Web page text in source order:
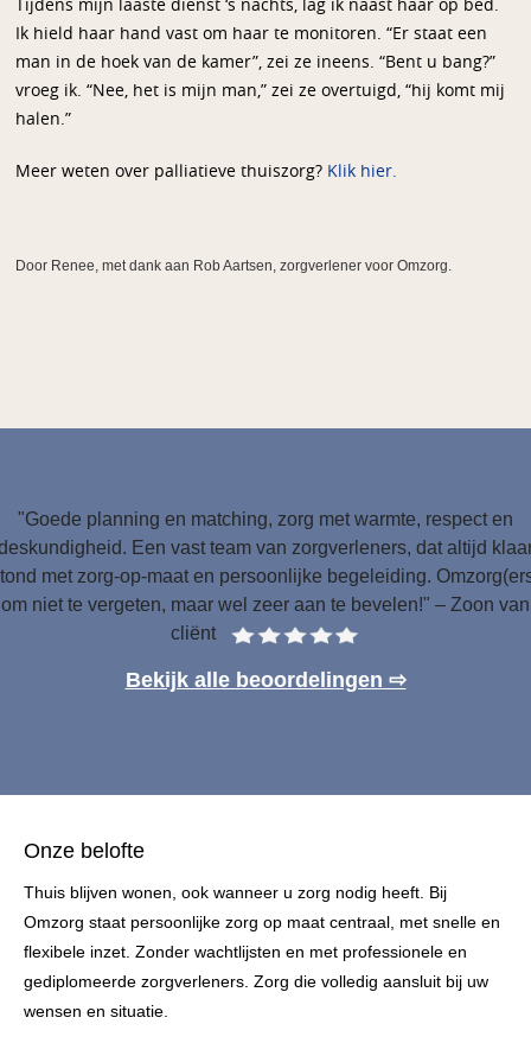
Tijdens mijn laaste dienst ‘s nachts, lag ik naast haar op bed.
Ik hield haar hand vast om haar te monitoren. “Er staat een
man in de hoek van de kamer”, zei ze ineens. “Bent u bang?”
vroeg ik. “Nee, het is mijn man,” zei ze overtuigd, “hij komt mij
halen.”
Meer weten over palliatieve thuiszorg? Klik hier.
Door Renee, met dank aan Rob Aartsen, zorgverlener voor Omzorg.
"Goede planning en matching, zorg met warmte, respect en
Een vast team van zorgverleners, dat altijd
met zorg-op-maat en persoonlijke begeleiding.
om niet te vergeten, maar wel zeer aan te bevelen!" – Zoon van
cliënt
Bekijk alle beoordelingen ⇨
Onze belofte
Thuis blijven wonen, ook wanneer u zorg nodig heeft. Bij
Omzorg staat persoonlijke zorg op maat centraal, met snelle en
flexibele inzet. Zonder wachtlijsten en met professionele en
gediplomeerde zorgverleners. Zorg die volledig aansluit bij uw
wensen en situatie.